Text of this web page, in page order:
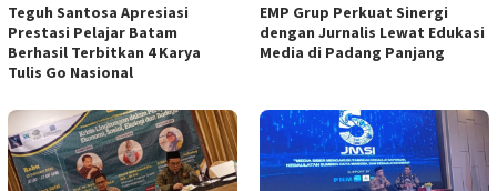
Teguh Santosa Apresiasi
Prestasi Pelajar Batam
Berhasil Terbitkan 4 Karya
Tulis Go Nasional
EMP Grup Perkuat Sinergi
dengan Jurnalis Lewat Edukasi
Media di Padang Panjang